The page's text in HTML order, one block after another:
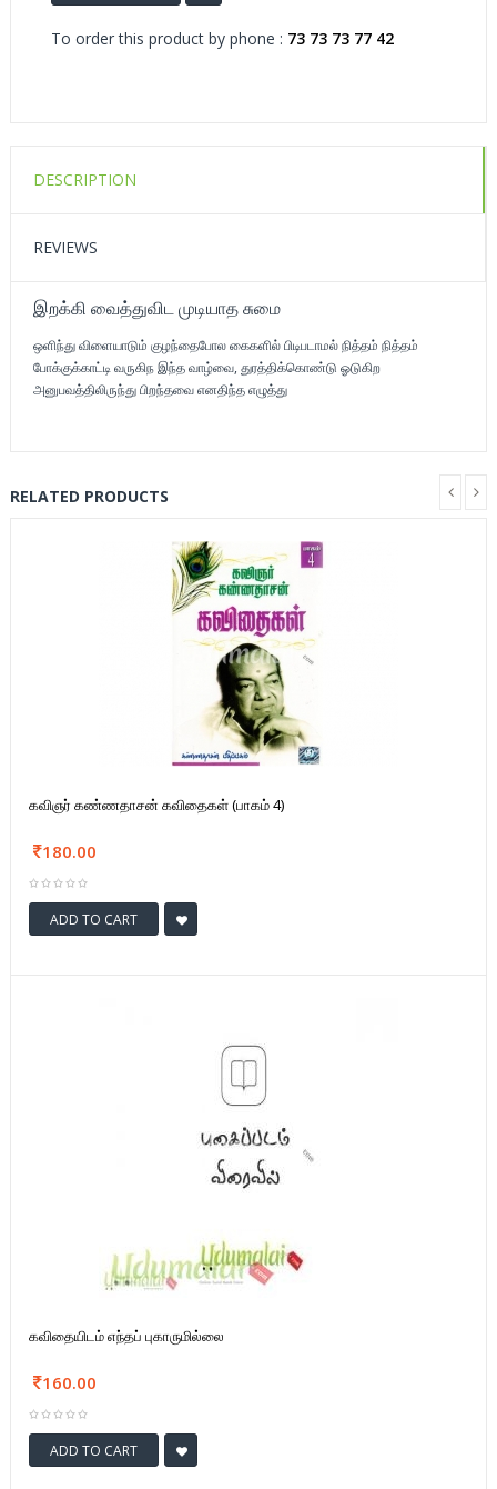
To order this product by phone : 73 73 73 77 42
DESCRIPTION
REVIEWS
இறக்கி வைத்துவிட முடியாத சுமை
ஒளிந்து விளையாடும் குழந்தைபோல கைகளில் பிடிபடாமல் நித்தம் நித்தம்
போக்குக்காட்டி வருகிந இந்த வாழ்வை, துரத்திக்கொண்டு ஓடுகிற
அனுபவத்திலிருந்து பிறந்தவை எனதிந்த எழுத்து
RELATED PRODUCTS
கவிஞர் கண்ணதாசன் கவிதைகள் (பாகம் 4)
180.00
ADD TO CART
கவிதையிடம் எந்தப் புகாருமில்லை
160.00
ADD TO CART